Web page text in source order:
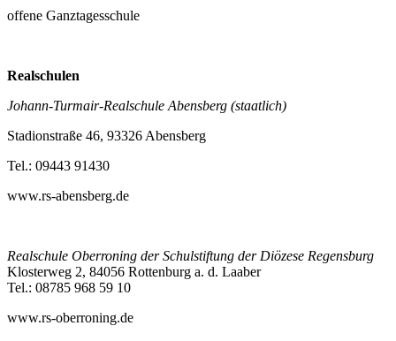
offene Ganztagesschule
Realschulen
Johann-Turmair-Realschule Abensberg (staatlich)
Stadionstraße 46, 93326 Abensberg
Tel.: 09443 91430
www.rs-abensberg.de
Realschule Oberroning der Schulstiftung der Diözese Regensburg
Klosterweg 2, 84056 Rottenburg a. d. Laaber
Tel.: 08785 968 59 10
www.rs-oberroning.de